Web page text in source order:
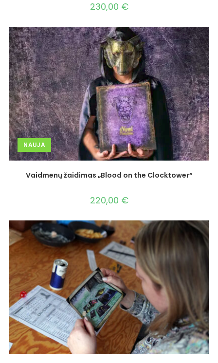
230,00 €
NAUJA
Vaidmenų žaidimas „Blood on the Clocktower“
220,00 €